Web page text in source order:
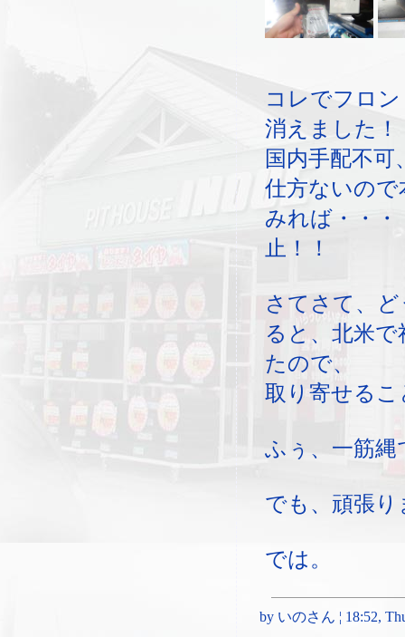
コレでフロ
消えました
国内手配不可
仕方ないの
みれば・・・
止！！
さてさて、
ると、北米
たので、
取り寄せるこ
ふぅ、一筋
でも、頑張り
では。
by いのさん ¦ 18:52,